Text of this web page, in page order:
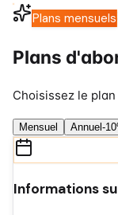
Plans
CHARGEMENT
DES FORFAITS
Plans mensuels
Plans
Choisissez le
Mensuel Annuel -
Informations